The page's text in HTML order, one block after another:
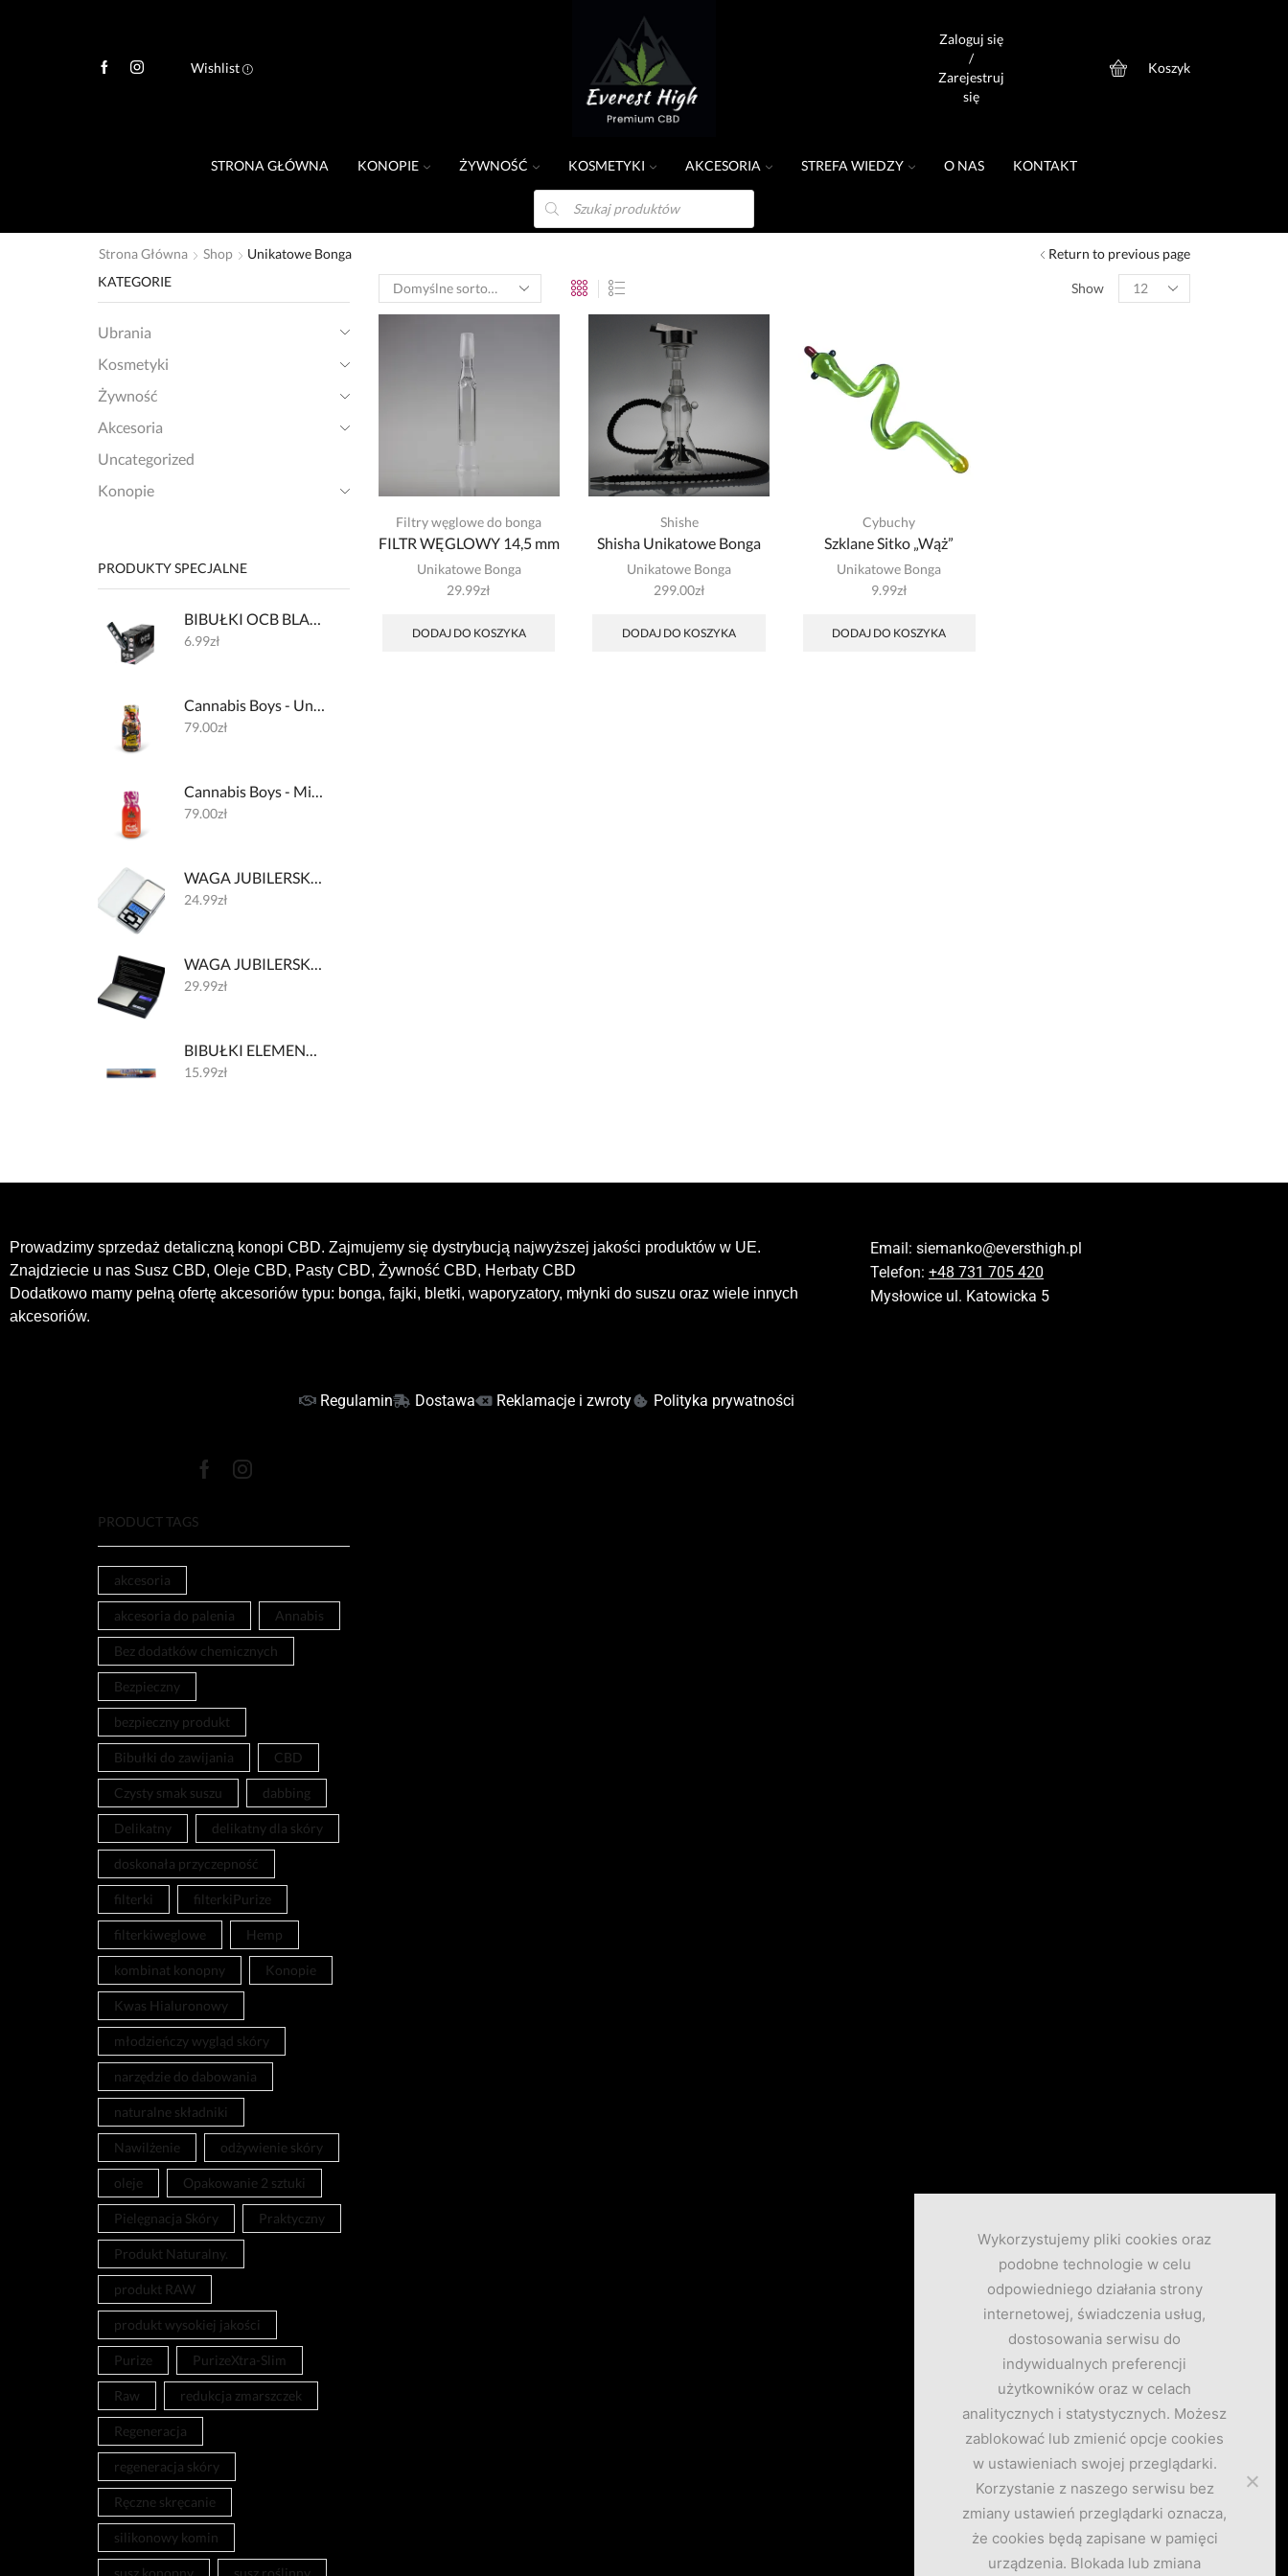
Wishlist
Zaloguj się
/
Zarejestruj
się
Koszyk
STRONA GŁÓWNA KONOPIE ŻYWNOŚĆ KOSMETYKI AKCESORIA STREFA WIEDZY O NAS KONTAKT
Strona Główna Shop Unikatowe Bonga Return to previous page
Show
Filtry węglowe do bonga
FILTR WĘGLOWY 14,5 mm
Unikatowe Bonga
29.99zł
DODAJ DO KOSZYKA
Shishe
Shisha Unikatowe Bonga
Unikatowe Bonga
299.00zł
DODAJ DO KOSZYKA
Cybuchy
Szklane Sitko „Wąż”
Unikatowe Bonga
9.99zł
DODAJ DO KOSZYKA
KATEGORIE
Ubrania
Kosmetyki
Żywność
Akcesoria
Uncategorized
Konopie
PRODUKTY SPECJALNE
6.99zł
79.00zł
79.00zł
24.99zł
29.99zł
15.99zł
Prowadzimy sprzedaż detaliczną konopi CBD. Zajmujemy się dystrybucją najwyższej jakości produktów w UE.
Znajdziecie u nas Susz CBD, Oleje CBD, Pasty CBD, Żywność CBD, Herbaty CBD
Dodatkowo mamy pełną ofertę akcesoriów typu: bonga, fajki, bletki, waporyzatory, młynki do suszu oraz wiele innych
akcesoriów.
Email: siemanko@eversthigh.pl
Telefon: +48 731 705 420
Mysłowice ul. Katowicka 5
Regulamin Dostawa Reklamacje i zwroty Polityka prywatności
PRODUCT TAGS
akcesoria
akcesoria do palenia Annabis
Bez dodatków chemicznych
Bezpieczny
bezpieczny produkt
Bibułki do zawijania CBD
Czysty smak suszu dabbing
Delikatny delikatny dla skóry
doskonała przyczepność
filterki filterkiPurize
filterkiweglowe Hemp
kombinat konopny Konopie
Kwas Hialuronowy
młodzieńczy wygląd skóry
narzędzie do dabowania
naturalne składniki
Nawilżenie odżywienie skóry
oleje Opakowanie 2 sztuki
Pielęgnacja Skóry Praktyczny
Produkt Naturalny.
produkt RAW
produkt wysokiej jakości
Purize PurizeXtra-Slim
Raw redukcja zmarszczek
Regeneracja
regeneracja skóry
Ręczne skręcanie
silikonowy komin
susz konopny susz roślinny
Wykorzystujemy pliki cookies oraz
podobne technologie w celu
odpowiedniego działania strony
internetowej, świadczenia usług,
dostosowania serwisu do
indywidualnych preferencji
użytkowników oraz w celach
analitycznych i statystycznych. Możesz
zablokować lub zmienić opcje cookies
w ustawieniach swojej przeglądarki.
Korzystanie z naszego serwisu bez
zmiany ustawień przeglądarki oznacza,
że cookies będą zapisane w pamięci
urządzenia. Blokada lub zmiana